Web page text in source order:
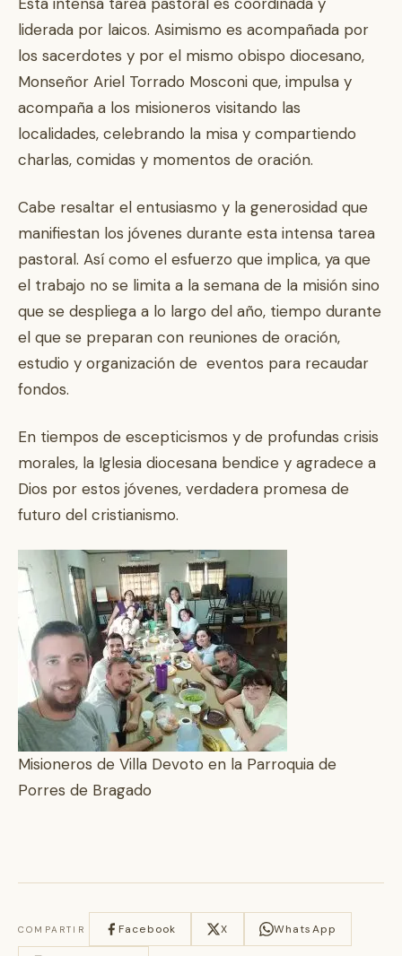
liderada por laicos. Asimismo es acompañada por
los sacerdotes y por el mismo obispo diocesano,
Monseñor Ariel Torrado Mosconi que, impulsa y
acompaña a los misioneros visitando las
localidades, celebrando la misa y compartiendo
charlas, comidas y momentos de oración.
Cabe resaltar el entusiasmo y la generosidad que
manifiestan los jóvenes durante esta intensa tarea
pastoral. Así como el esfuerzo que implica, ya que
el trabajo no se limita a la semana de la misión sino
que se despliega a lo largo del año, tiempo durante
el que se preparan con reuniones de oración,
estudio y organización de eventos para recaudar
fondos.
En tiempos de escepticismos y de profundas crisis
morales, la Iglesia diocesana bendice y agradece a
Dios por estos jóvenes, verdadera promesa de
futuro del cristianismo.
Misioneros de Villa Devoto en la Parroquia de
Porres de Bragado
COMPARTIR Facebook X WhatsApp